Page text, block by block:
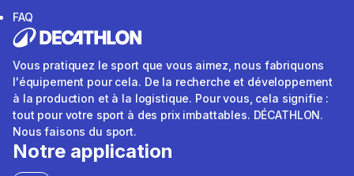
FAQ
Vous pratiquez le sport que vous aimez, nous fabriquons
l'équipement pour cela. De la recherche et développement
à la production et à la logistique. Pour vous, cela signifie :
tout pour votre sport à des prix imbattables. DÉCATHLON.
Nous faisons du sport.
Notre application